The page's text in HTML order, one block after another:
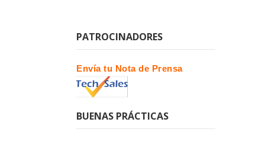
PATROCINADORES
Envía tu Nota de Prensa
BUENAS PRÁCTICAS